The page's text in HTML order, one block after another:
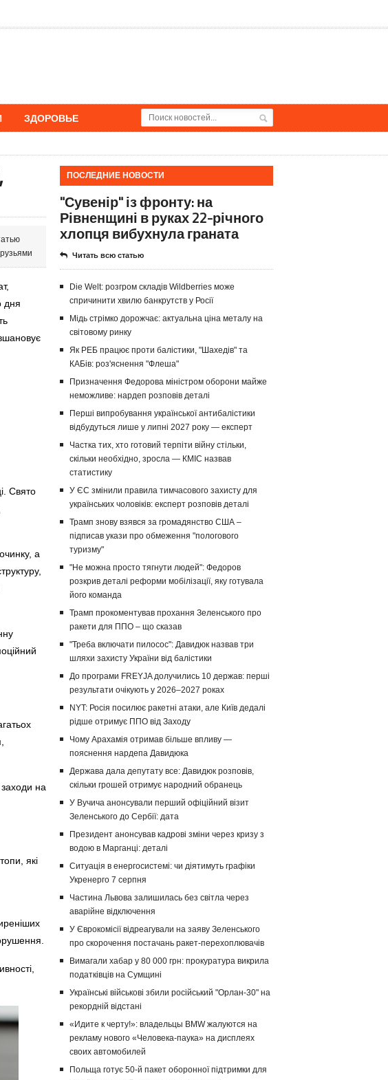
ЗДОРОВЬЕ
дня
Свято
а
заходи на
які
ПОСЛЕДНИЕ НОВОСТИ
"Сувенір" із фронту: на
Рівненщині в руках 22-річного
хлопця вибухнула граната
Читать всю статью
Die Welt: розгром складів Wildberries може
спричинити хвилю банкрутств у Росії
Мідь стрімко дорожчає: актуальна ціна металу на
світовому ринку
Як РЕБ працює проти балістики, "Шахедів" та
КАБів: роз'яснення "Флеша"
Призначення Федорова міністром оборони майже
неможливе: нардеп розповів деталі
Перші випробування української антибалістики
відбудуться лише у липні 2027 року — експерт
Частка тих, хто готовий терпіти війну стільки,
скільки необхідно, зросла — КМІС назвав
статистику
У ЄС змінили правила тимчасового захисту для
українських чоловіків: експерт розповів деталі
Трамп знову взявся за громадянство США –
підписав укази про обмеження "пологового
туризму"
"Не можна просто тягнути людей": Федоров
розкрив деталі реформи мобілізації, яку готувала
його команда
Трамп прокоментував прохання Зеленського про
ракети для ППО – що сказав
"Треба включати пилосос": Давидюк назвав три
шляхи захисту України від балістики
До програми FREYJA долучились 10 держав: перші
результати очікують у 2026–2027 роках
NYT: Росія посилює ракетні атаки, але Київ дедалі
рідше отримує ППО від Заходу
Чому Арахамія отримав більше впливу —
пояснення нардепа Давидюка
Держава дала депутату все: Давидюк розповів,
скільки грошей отримує народний обранець
У Вучича анонсували перший офіційний візит
Зеленського до Сербії: дата
Президент анонсував кадрові зміни через кризу з
водою в Марганці: деталі
Ситуація в енергосистемі: чи діятимуть графіки
Укренерго 7 серпня
Частина Львова залишилась без світла через
аварійне відключення
У Єврокомісії відреагували на заяву Зеленського
про скорочення постачань ракет-перехоплювачів
Вимагали хабар у 80 000 грн: прокуратура викрила
податківців на Сумщині
Українські військові збили російський "Орлан-30" на
рекордній відстані
«Идите к черту!»: владельцы BMW жалуются на
рекламу нового «Человека-паука» на дисплеях
своих автомобилей
Польща готує 50-й пакет оборонної підтримки для